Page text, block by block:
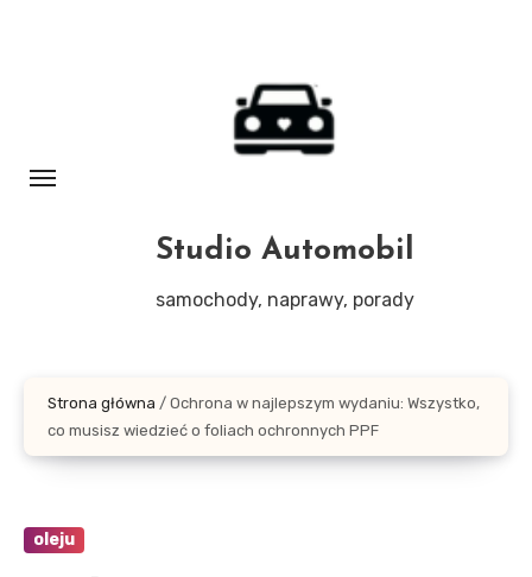
Studio Automobil
samochody, naprawy, porady
Strona główna / Ochrona w najlepszym wydaniu: Wszystko,
co musisz wiedzieć o foliach ochronnych PPF
oleju